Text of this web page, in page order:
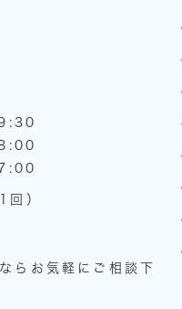
回）
らお気軽にご相談下